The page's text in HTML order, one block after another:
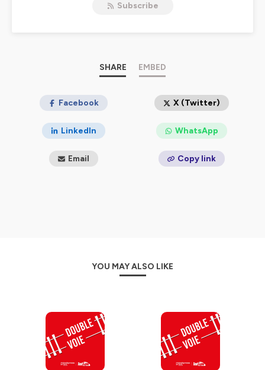
façonné leurs visions, ils partagent avec vous leurs
Un podcast produit parTout Lyonet
Hébergé par Ausha. Visitez
ausha.co/politique-de-
Subscribe
SHARE EMBED
Facebook X (Twitter)
LinkedIn WhatsApp
Email Copy link
YOU MAY ALSO LIKE